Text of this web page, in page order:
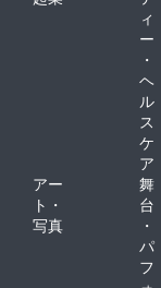
ィ
ー
・
ヘ
ル
ス
ケ
ア
アー
ト・
写真
舞
台
・
パ
フ